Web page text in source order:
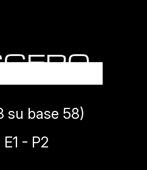
su base 58)
E1 - P2